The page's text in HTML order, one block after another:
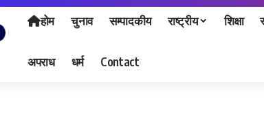
होम चुनाव सम्पादकीय राष्ट्रीय शिक्षा
अपराध धर्म Contact